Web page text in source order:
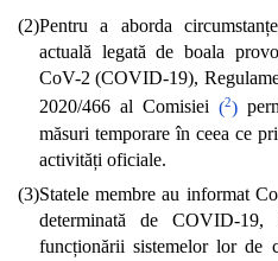
(2)Pentru a aborda
actuală legată de boala
CoV-2 (COVID-19),
2020/466 al Comisiei (2)
măsuri temporare în ceea ce
activități oficiale.
(3)Statele membre au informat
determinată de
funcționării sistemelor lor de